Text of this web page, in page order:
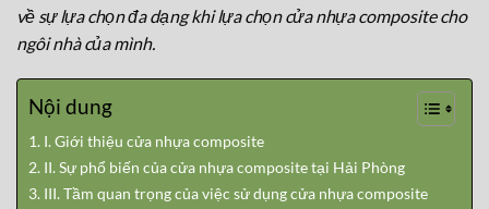
về sự lựa chọn đa dạng khi lựa chọn cửa nhựa composite cho
ngôi nhà của mình.
Nội dung
I. Giới thiệu cửa nhựa composite
II. Sự phổ biến của cửa nhựa composite tại Hải Phòng
III. Tầm quan trọng của việc sử dụng cửa nhựa composite